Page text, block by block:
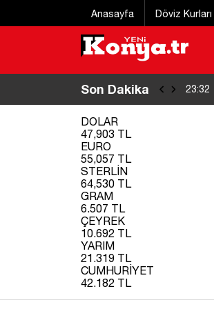
Anasayfa Döviz Kurları
Son Dakika 23:32
DOLAR
47,903 TL
EURO
55,057 TL
STERLİN
64,530 TL
GRAM
6.507 TL
ÇEYREK
10.692 TL
YARIM
21.319 TL
CUMHURİYET
42.182 TL